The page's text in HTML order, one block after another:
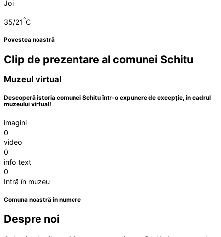
Joi
35/21°C
Povestea noastră
Clip de prezentare al comunei Schitu
Muzeul virtual
Descoperă istoria comunei Schitu într-o expunere de excepție, în cadrul
muzeului virtual!
imagini
0
video
0
info text
0
Intră în muzeu
Comuna noastră în numere
Despre noi